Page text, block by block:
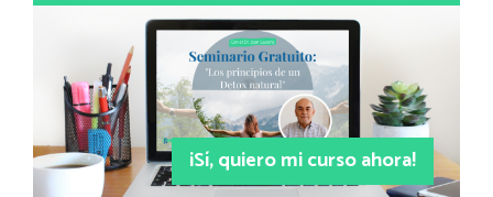
¡Sí, quiero mi curso ahora!